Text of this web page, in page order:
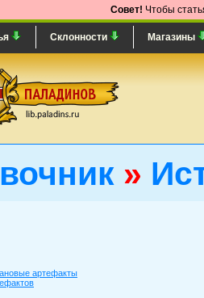
Совет! Чтобы
Склонности Магазины
»
артефакты